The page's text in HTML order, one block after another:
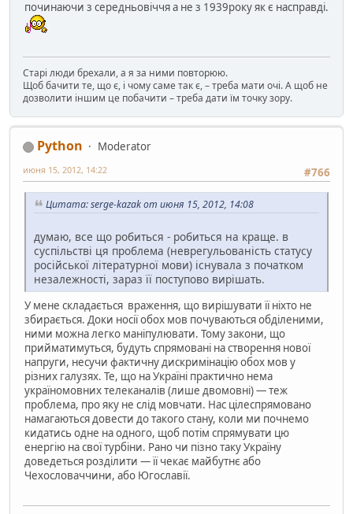
починаючи з середньовіччя а не з 1939року як є насправді.
Старі люди брехали, а я за ними повторюю.
Щоб бачити те, що є, і чому саме так є, – треба мати очі. А щоб не
дозволити іншим це побачити – треба дати їм точку зору.
Python
Moderator
#766
июня 15, 2012, 14:22
Цитата: serge-kazak от июня 15, 2012, 14:08
думаю, все що робиться - робиться на краще. в
суспільстві ця проблема (неврегульованість статусу
російської літературної мови) існувала з початком
незалежності, зараз її поступово вирішать.
У мене складається враження, що вирішувати її ніхто не
збирається. Доки носії обох мов почуваються обділеними,
ними можна легко маніпулювати. Тому закони, що
прийматимуться, будуть спрямовані на створення нової
напруги, несучи фактичну дискримінацію обох мов у
різних галузях. Те, що на Україні практично нема
україномовних телеканалів (лише двомовні) — теж
проблема, про яку не слід мовчати. Нас цілеспрямовано
намагаються довести до такого стану, коли ми почнемо
кидатись одне на одного, щоб потім спрямувати цю
енергію на свої турбіни. Рано чи пізно таку Україну
доведеться розділити — її чекає майбутнє або
Чехословаччини, або Югославії.